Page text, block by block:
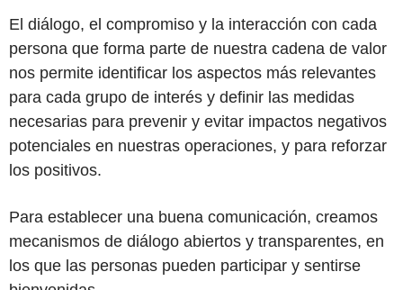
El diálogo, el compromiso y la interacción con cada
persona que forma parte de nuestra cadena de valor
nos permite identificar los aspectos más relevantes
para cada grupo de interés y definir las medidas
necesarias para prevenir y evitar impactos negativos
potenciales en nuestras operaciones, y para reforzar
los positivos.
Para establecer una buena comunicación, creamos
mecanismos de diálogo abiertos y transparentes, en
los que las personas pueden participar y sentirse